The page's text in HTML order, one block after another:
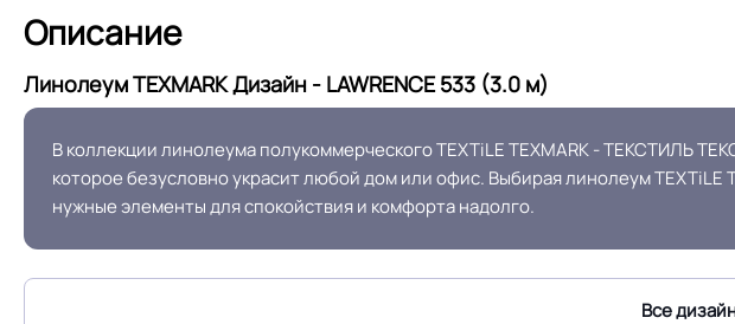
Производственная площадка или
Остаточная деформация ≤0,40
Условия хранения
Дизайн рисунка
Описание
Линолеум TEXMARK Дизайн - LAWRENCE 533 (3.0 м)
В коллекции линолеума полукоммерческого TEXTiLE TEXMARK - ТЕКСТИЛЬ
которое безусловно украсит любой дом или офис. Выбирая линолеум TEXTiLE
нужные элементы для спокойствия и комфорта надолго.
Все